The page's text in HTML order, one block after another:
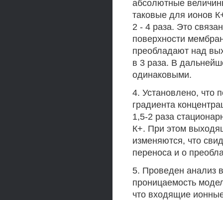
абсолютные
таковые для ионов
2 - 4 раза. Это
поверхности
преобладают над
в 3 раза. В
одинаковыми.
4. Установлено, что
градиента
1,5-2 раза
К+. При этом
изменяются, что
переноса и о
5. Проведен анализ
проницаемость
что входящие